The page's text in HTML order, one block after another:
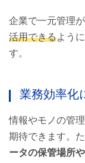
企業で一元管理
活用できるよう
す。
業務効率化
情報やモノの管
期待できます。
ータの保管場所